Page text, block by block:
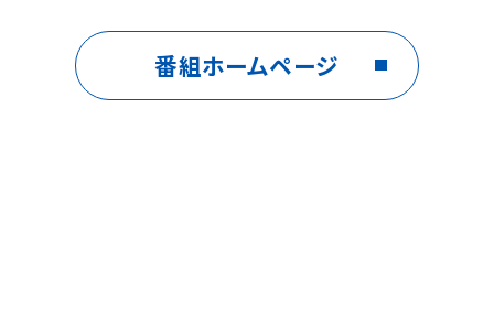
番組内容
世界最新〇〇ランキングで徹底討論！日本の
順位に一同衝撃▽軍事力ランキング！要注意
番組ホームページ